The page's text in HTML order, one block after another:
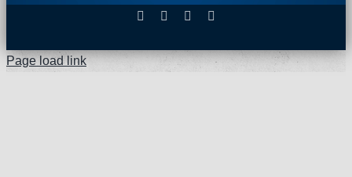
Facebook Instagram
Page load link